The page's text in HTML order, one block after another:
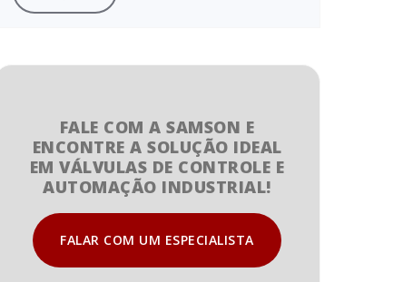
FALE COM A SAMSON E
ENCONTRE A SOLUÇÃO IDEAL
EM VÁLVULAS DE CONTROLE E
AUTOMAÇÃO INDUSTRIAL!
FALAR COM UM ESPECIALISTA